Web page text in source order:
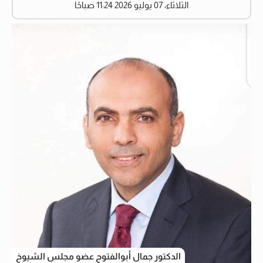
الثلاثاء، 07 يوليو 2026 11:24 صباحًا
الدكتور جمال أبوالفتوح عضو مجلس الشيوخ